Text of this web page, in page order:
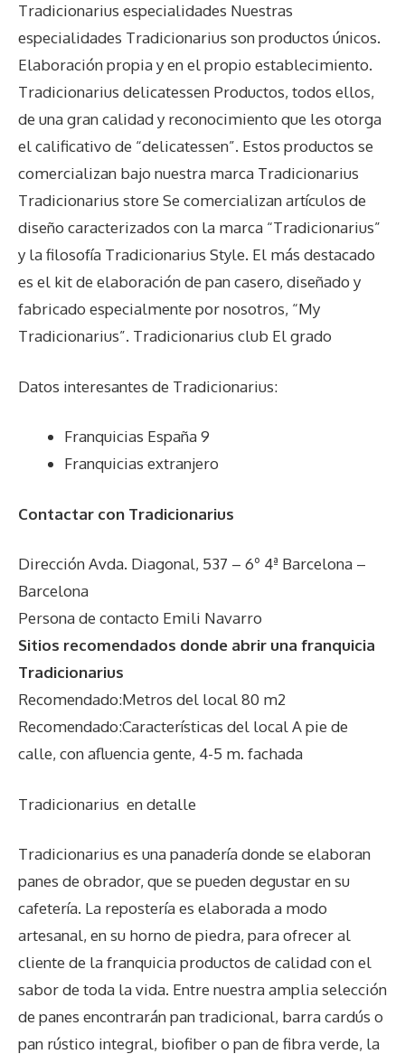
Tradicionarius especialidades Nuestras
especialidades Tradicionarius son productos únicos.
Elaboración propia y en el propio establecimiento.
Tradicionarius delicatessen Productos, todos ellos,
de una gran calidad y reconocimiento que les otorga
el calificativo de “delicatessen”. Estos productos se
comercializan bajo nuestra marca Tradicionarius
Tradicionarius store Se comercializan artículos de
diseño caracterizados con la marca “Tradicionarius”
y la filosofía Tradicionarius Style. El más destacado
es el kit de elaboración de pan casero, diseñado y
fabricado especialmente por nosotros, “My
Tradicionarius”. Tradicionarius club El grado
Datos interesantes de Tradicionarius:
Franquicias España 9
Franquicias extranjero
Contactar con Tradicionarius
Dirección Avda. Diagonal, 537 – 6º 4ª Barcelona –
Barcelona
Persona de contacto Emili Navarro
Sitios recomendados donde abrir una franquicia
Tradicionarius
Recomendado:Metros del local 80 m2
Recomendado:Características del local A pie de
calle, con afluencia gente, 4-5 m. fachada
Tradicionarius en detalle
Tradicionarius es una panadería donde se elaboran
panes de obrador, que se pueden degustar en su
cafetería. La repostería es elaborada a modo
artesanal, en su horno de piedra, para ofrecer al
cliente de la franquicia productos de calidad con el
sabor de toda la vida. Entre nuestra amplia selección
de panes encontrarán pan tradicional, barra cardús o
pan rústico integral, biofiber o pan de fibra verde, la